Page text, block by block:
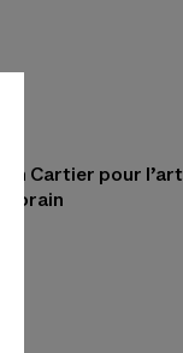
Cartier pour l’art